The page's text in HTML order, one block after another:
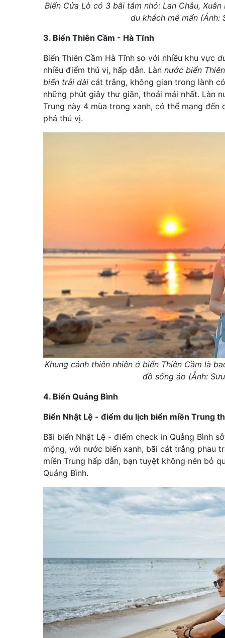
Biển Cửa Lò có 3 bãi tắm nhỏ: Lan Châu,
du khách mê mẩn (Ảnh:
3. Biển Thiên Cầm - Hà Tĩnh
Biển Thiên Cầm Hà Tĩnh so với nhiều khu vực
nhiều điểm thú vị, hấp dẫn. Làn nước biển
biển trải dài cát trắng, không gian trong lành
những phút giây thư giãn, thoải mái nhất. Làn
Trung này 4 mùa trong xanh, có thể mang đến
phá thú vị.
Khung cảnh thiên nhiên ở biển Thiên Cầm là
đồ sống ảo (Ảnh:
4. Biển Quảng Bình
Biển Nhật Lệ - điểm du lịch biển miền Trung
Bãi biển Nhật Lệ - điểm check in Quảng Bình
mộng, với nước biển xanh, bãi cát trắng phau
miền Trung hấp dẫn, bạn tuyệt không nên bỏ
Quảng Bình.